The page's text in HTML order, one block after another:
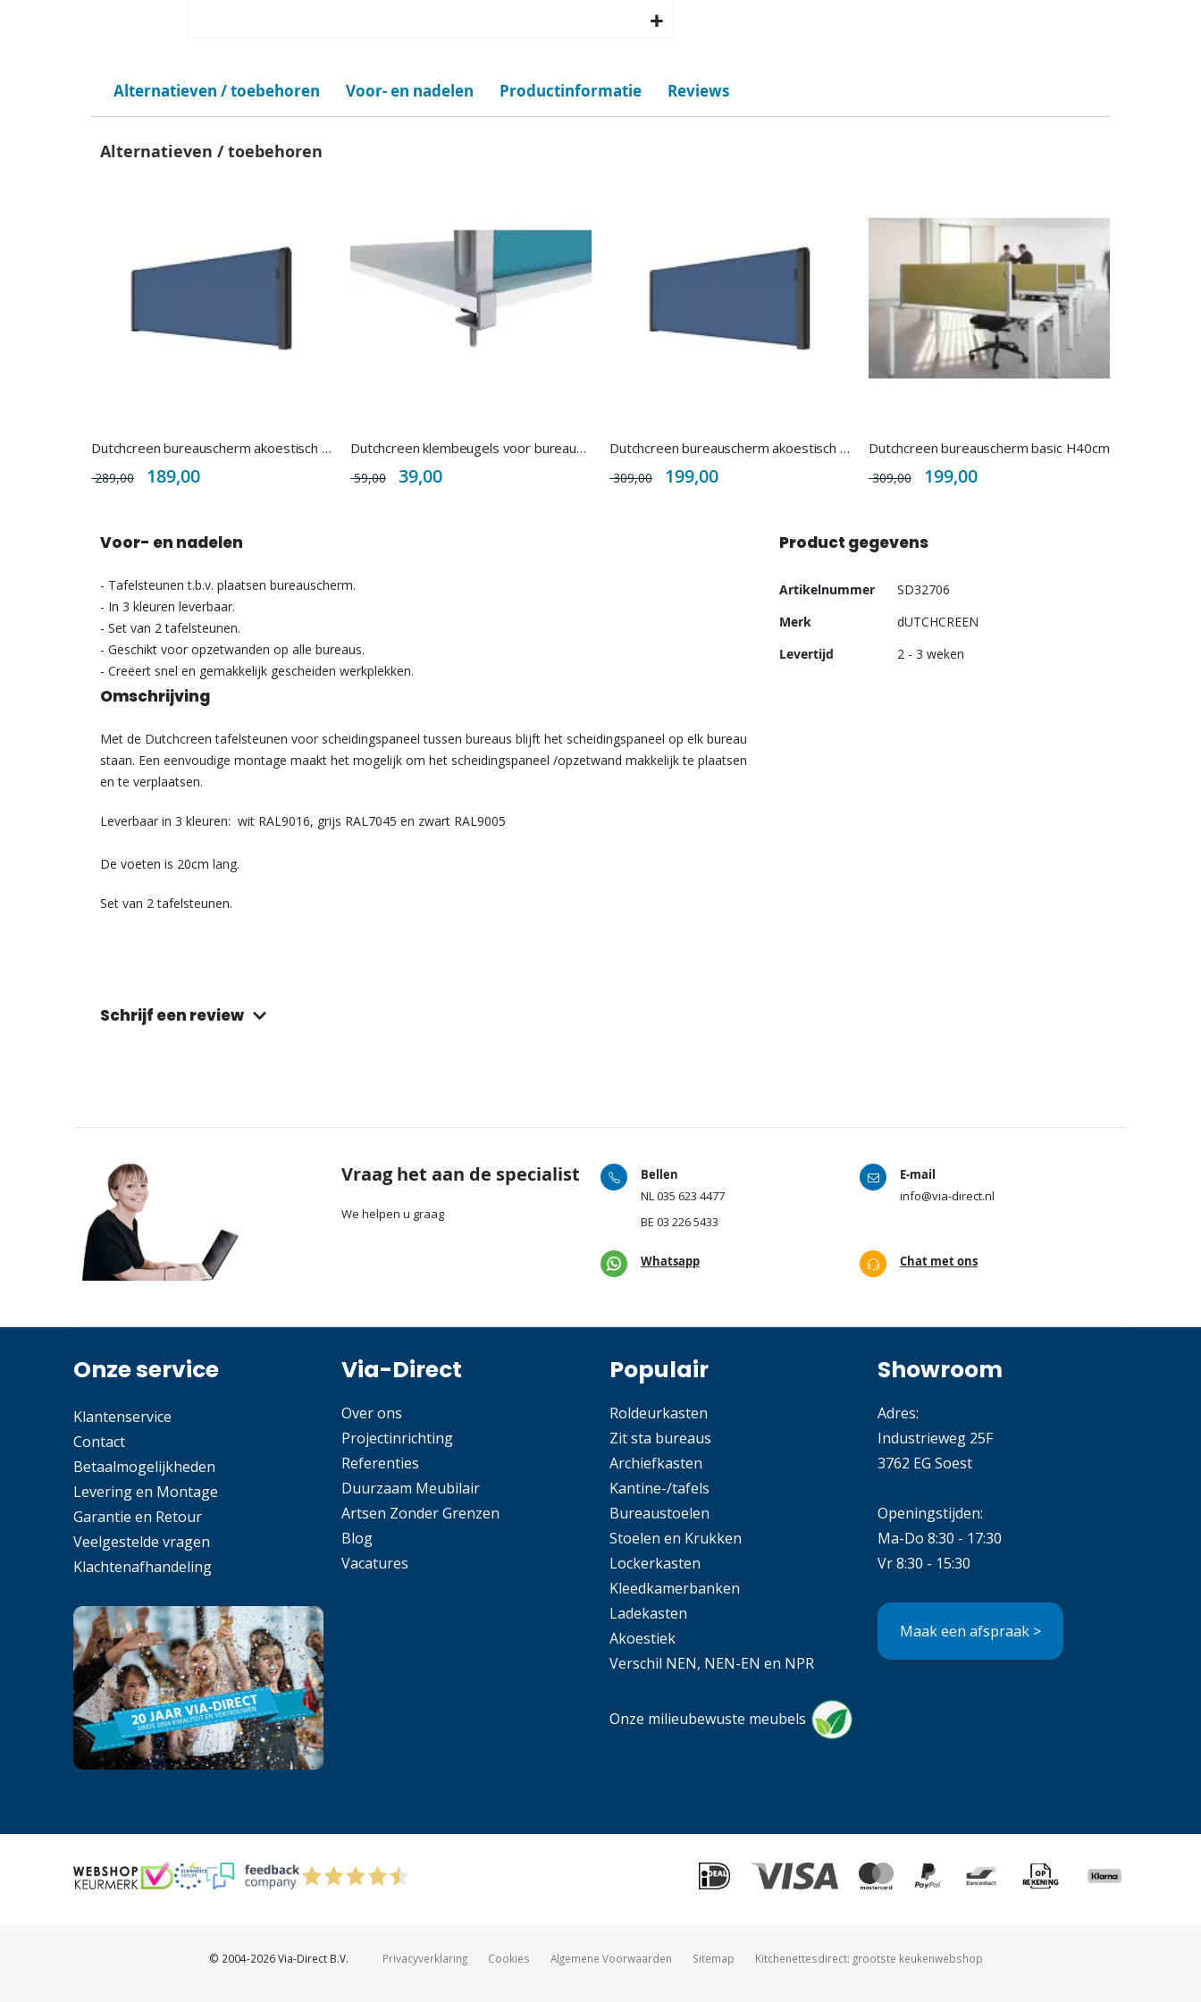
Alternatieven / toebehoren Voor- en nadelen Productinformatie Reviews
Alternatieven / toebehoren
Dutchcreen bureauscherm akoestisch H40cm
289,00
Special
Price
189,00
Dutchcreen klembeugels voor bureauschermen - set 2 stuks
59,00
Special
Price
39,00
Dutchcreen bureauscherm akoestisch H50cm
309,00
Special
Price
199,00
Dutchcreen bureauscherm basic H40cm
309,00
Special
Price
199,00
Voor- en nadelen
- Tafelsteunen t.b.v. plaatsen bureauscherm.
- In 3 kleuren leverbaar.
- Set van 2 tafelsteunen.
- Geschikt voor opzetwanden op alle bureaus.
- Creëert snel en gemakkelijk gescheiden werkplekken.
Omschrijving
Met de Dutchcreen tafelsteunen voor scheidingspaneel tussen bureaus blijft het scheidingspaneel op elk bureau
staan. Een eenvoudige montage maakt het mogelijk om het scheidingspaneel /opzetwand makkelijk te plaatsen
en te verplaatsen.
Leverbaar in 3 kleuren: wit RAL9016, grijs RAL7045 en zwart RAL9005
De voeten is 20cm lang.
Set van 2 tafelsteunen.
Product gegevens
Meer
Artikelnummer
SD32706
Merk
dUTCHCREEN
Levertijd
2 - 3 weken
Schrijf een review
Vraag het aan de specialist
We helpen u graag
Bellen
NL035 623 4477
BE 03 226 5433
E-mail
info@via-direct.nl
Whatsapp Chat met ons
Onze service
Klantenservice
Contact
Betaalmogelijkheden
Levering en Montage
Garantie en Retour
Veelgestelde vragen
Klachtenafhandeling
Via-Direct
Over ons
Projectinrichting
Referenties
Duurzaam Meubilair
Artsen Zonder Grenzen
Blog
Vacatures
Populair
Roldeurkasten
Zit sta bureaus
Archiefkasten
Kantine-/tafels
Bureaustoelen
Stoelen en Krukken
Lockerkasten
Kleedkamerbanken
Ladekasten
Akoestiek
Verschil NEN, NEN-EN en NPR
Onze milieubewuste meubels
Showroom
Adres:
Industrieweg 25F
3762 EG Soest
Openingstijden:
Ma-Do 8:30 - 17:30
Vr 8:30 - 15:30
Maak een afspraak >
Privacyverklaring Cookies Algemene Voorwaarden Sitemap Kitchenettesdirect: grootste keukenwebshop
© 2004-2026 Via-Direct B.V.